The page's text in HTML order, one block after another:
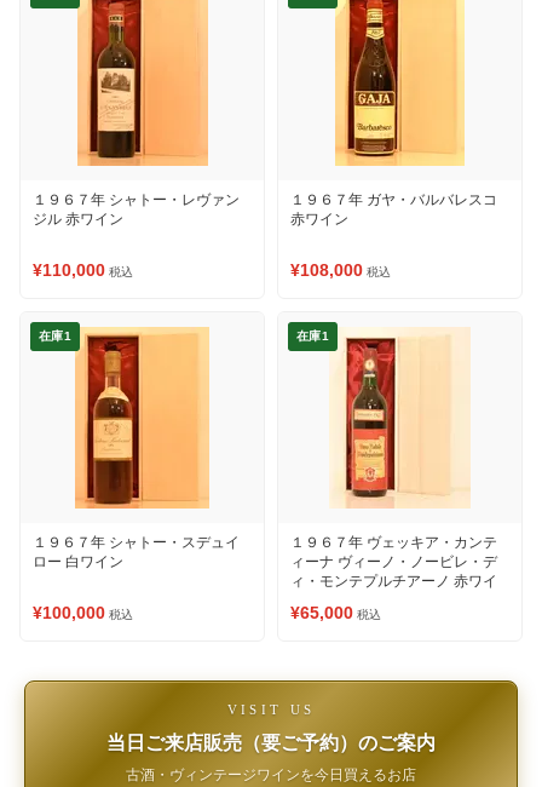
１９６７年 シャトー・レヴァン
ジル 赤ワイン
¥110,000 税込
１９６７年 ガヤ・バルバレスコ
赤ワイン
¥108,000 税込
在庫1
１９６７年 シャトー・スデュイ
ロー 白ワイン
¥100,000 税込
在庫1
１９６７年 ヴェッキア・カンテ
ィーナ ヴィーノ・ノービレ・デ
ィ・モンテプルチアーノ 赤ワイ
¥65,000 税込
VISIT US
当日ご来店販売（要ご予約）のご案内
古酒・ヴィンテージワインを今日買えるお店